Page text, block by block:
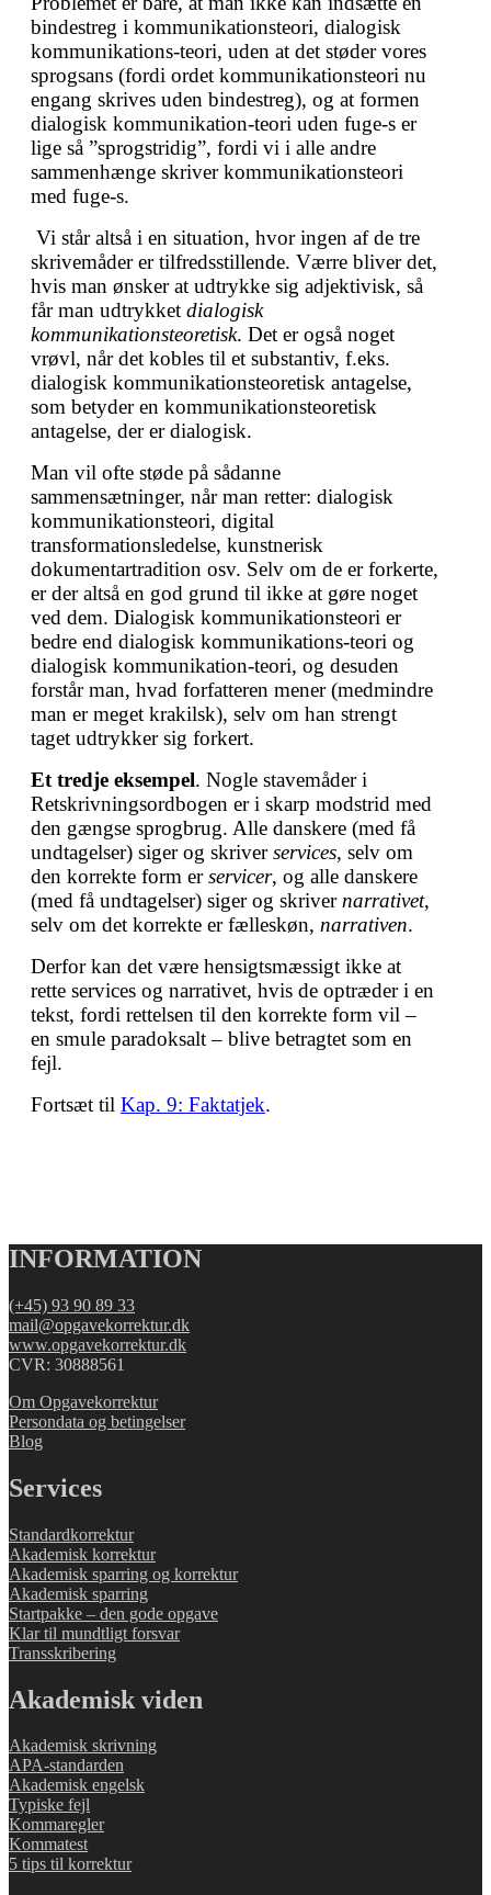
bindestreg i kommunikationsteori, dialogisk
kommunikations-teori, uden at det støder vores
sprogsans (fordi ordet kommunikationsteori nu
engang skrives uden bindestreg), og at formen
dialogisk kommunikation-teori uden fuge-s er
lige så ”sprogstridig”, fordi vi i alle andre
sammenhænge skriver kommunikationsteori
med fuge-s.
Vi står altså i en situation, hvor ingen af de tre
skrivemåder er tilfredsstillende. Værre bliver det,
hvis man ønsker at udtrykke sig adjektivisk, så
får man udtrykket dialogisk
kommunikationsteoretisk. Det er også noget
vrøvl, når det kobles til et substantiv, f.eks.
dialogisk kommunikationsteoretisk antagelse,
som betyder en kommunikationsteoretisk
antagelse, der er dialogisk.
Man vil ofte støde på sådanne
sammensætninger, når man retter: dialogisk
kommunikationsteori, digital
transformationsledelse, kunstnerisk
dokumentartradition osv. Selv om de er forkerte,
er der altså en god grund til ikke at gøre noget
ved dem. Dialogisk kommunikationsteori er
bedre end dialogisk kommunikations-teori og
dialogisk kommunikation-teori, og desuden
forstår man, hvad forfatteren mener (medmindre
man er meget krakilsk), selv om han strengt
taget udtrykker sig forkert.
Et tredje eksempel. Nogle stavemåder i
Retskrivningsordbogen er i skarp modstrid med
den gængse sprogbrug. Alle danskere (med få
undtagelser) siger og skriverservices, selv om
den korrekte form erservicer, og alle danskere
(med få undtagelser) siger og skriver narrativet,
selv om det korrekte er fælleskøn, narrativen.
Derfor kan det være hensigtsmæssigt ikke at
rette services og narrativet, hvis de optræder i en
tekst, fordi rettelsen til den korrekte form vil –
en smule paradoksalt – blive betragtet som en
fejl.
Fortsæt til Kap. 9: Faktatjek.
INFORMATION
(+45) 93 90 89 33
mail@opgavekorrektur.dk
www.opgavekorrektur.dk
CVR: 30888561
Om Opgavekorrektur
Persondata og betingelser
Blog
Services
Standardkorrektur
Akademisk korrektur
Akademisk sparring og korrektur
Akademisk sparring
Startpakke – den gode opgave
Klar til mundtligt forsvar
Transskribering
Akademisk viden
Akademisk skrivning
APA-standarden
Akademisk engelsk
Typiske fejl
Kommaregler
Kommatest
5 tips til korrektur